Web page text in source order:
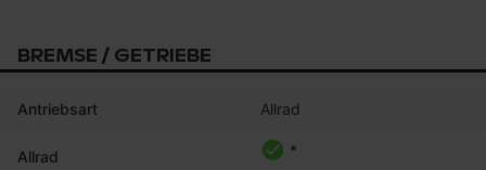
BREMSE / GETRIEBE
Antriebsart Allrad
Allrad *